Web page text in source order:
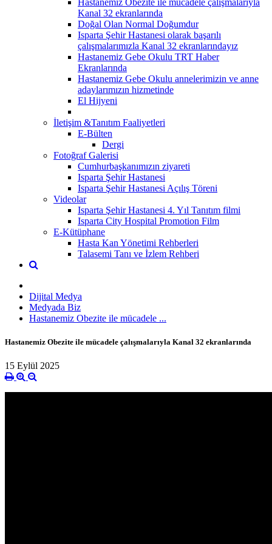
Kanal 32 ekranlarında
Doğal Olan Normal Doğumdur
Isparta Şehir Hastanesi olarak başarılı
çalışmalarımızla Kanal 32 ekranlarındayız
Hastanemiz Gebe Okulu TRT Haber
Ekranlarında
Hastanemiz Gebe Okulu annelerimizin ve anne
adaylarımızın hizmetinde
El Hijyeni
İletişim &Tanıtım Faaliyetleri
E-Bülten
Dergi
Fotoğraf Galerisi
Cumhurbaşkanımızın ziyareti
Isparta Şehir Hastanesi
Isparta Şehir Hastanesi Açılış Töreni
Videolar
Isparta Şehir Hastanesi 4. Yıl Tanıtım filmi
Isparta City Hospital Promotion Film
E-Kütüphane
Hasta Kan Yönetimi Rehberleri
Talasemi Tanı ve İzlem Rehberi
Dijital Medya
Medyada Biz
Hastanemiz Obezite ile mücadele ...
Hastanemiz Obezite ile mücadele çalışmalarıyla Kanal 32 ekranlarında
15 Eylül 2025